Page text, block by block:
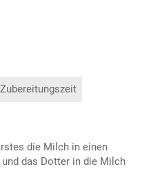
die Milch in einen
das Dotter in die Milch